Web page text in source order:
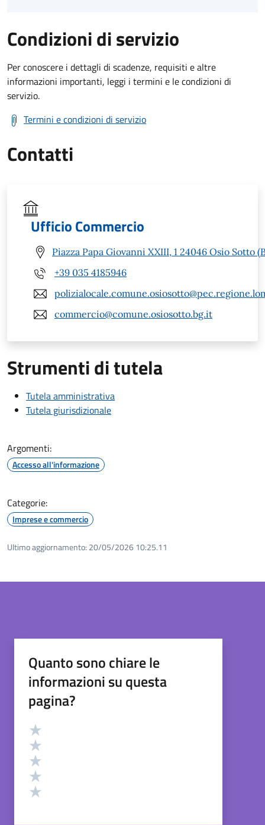
Condizioni di servizio
Per conoscere i dettagli di scadenze, requisiti e altre
informazioni importanti, leggi i termini e le condizioni di
servizio.
Termini e condizioni di servizio
Contatti
Ufficio Commercio
Piazza Papa Giovanni XXIII, 1 24046 Osio Sotto
+39 035 4185946
commercio@comune.osiosotto.bg.it
Strumenti di tutela
Tutela amministrativa
Tutela giurisdizionale
Argomenti:
Accesso all'informazione
Categorie:
Imprese e commercio
Ultimo aggiornamento: 20/05/2026 10:25.11
Quanto sono chiare le
informazioni su questa
pagina?
Valutazione